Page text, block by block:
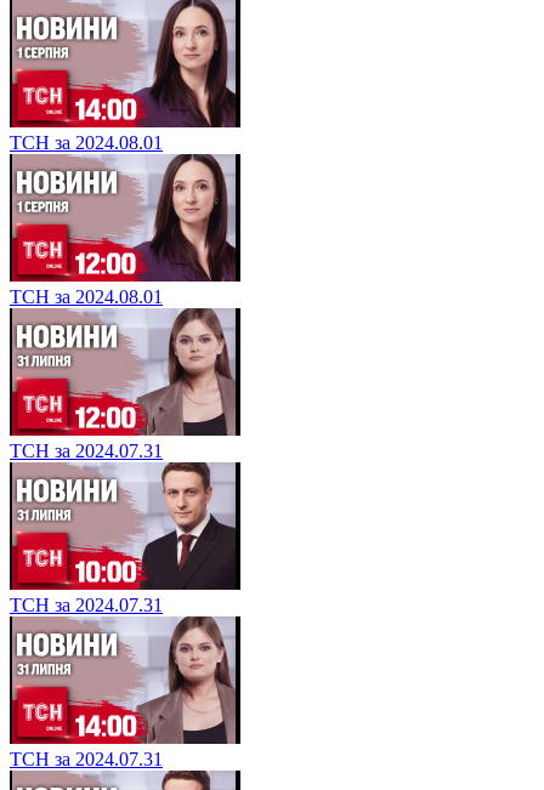
ТСН за 2024.08.01
ТСН за 2024.08.01
ТСН за 2024.07.31
ТСН за 2024.07.31
ТСН за 2024.07.31